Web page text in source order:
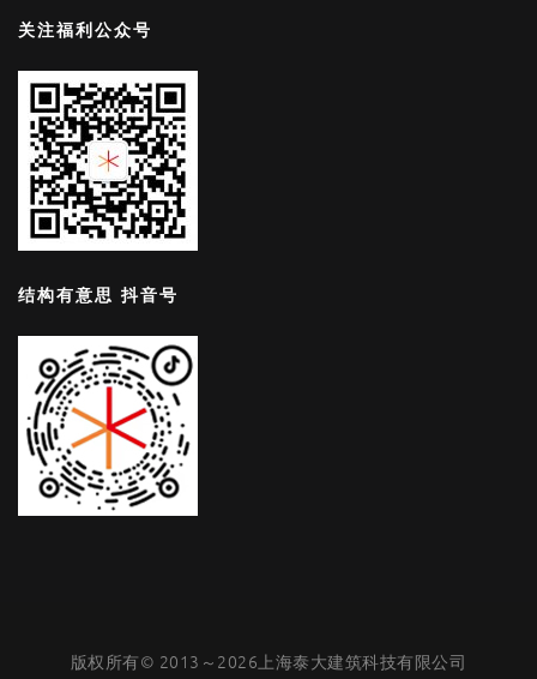
关注福利公众号
结构有意思 抖音号
版权所有© 2013～2026上海泰大建筑科技有限公司